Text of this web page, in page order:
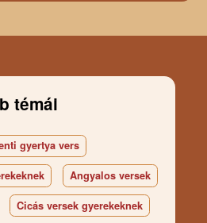
témái
gyertya vers
Angyalos versek
Cicás versek gyerekeknek